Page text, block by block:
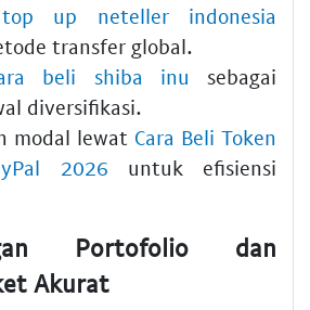
top up neteller indonesia
transfer global.
beli shiba inu sebagai
diversifikasi.
modal lewat Cara Beli Token
2026 untuk efisiensi
Portofolio dan
Akurat